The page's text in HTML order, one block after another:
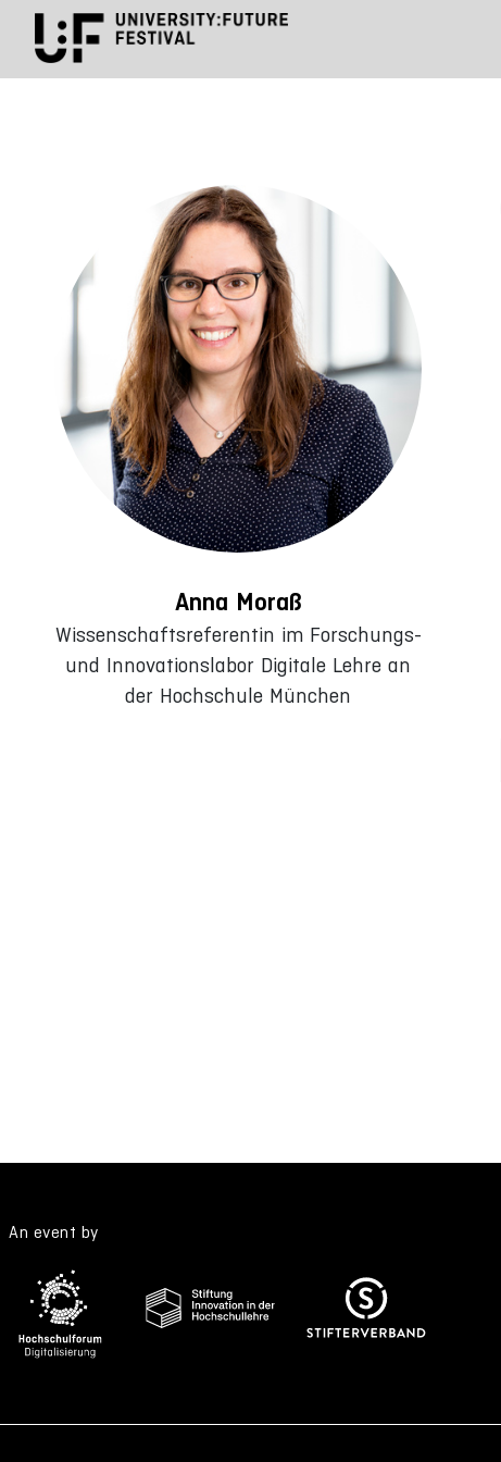
Anna Moraß
Wissenschaftsreferentin im Forschungs-
und Innovationslabor Digitale Lehre an
der Hochschule München
An event by